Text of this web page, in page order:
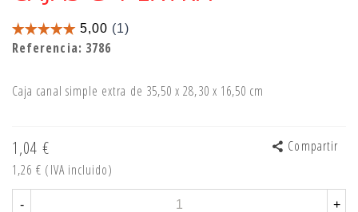
Referencia: 3786
Caja canal simple extra de 35,50 x 28,30 x 16,50 cm
1,04 €
1,26 € (IVA incluido)
Compartir
- +